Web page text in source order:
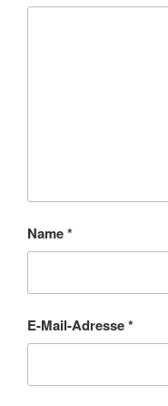
Name*
E-Mail-Adresse*